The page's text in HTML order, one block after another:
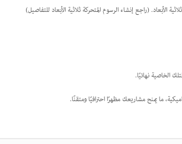
الأبعاد. (راجع إنشاء الرسوم المتحركة ثلاثية الأبعاد للتفاصيل)
الخاصية نهائيًا.
ما يمنح مشاريعك مظهرًا احترافيًا ومتقنًا.